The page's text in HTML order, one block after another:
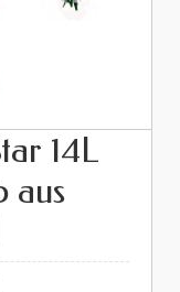
14L
aus